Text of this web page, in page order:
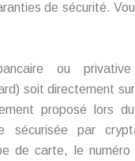
de sécurité.
ou
soit directement
proposé lors
sécurisée par
de carte, le